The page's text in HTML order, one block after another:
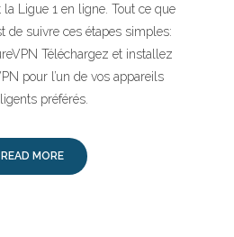
Ligue 1 en ligne. Tout ce que
de suivre ces étapes simples:
Téléchargez et installez
pour l’un de vos appareils
préférés.
READ MORE